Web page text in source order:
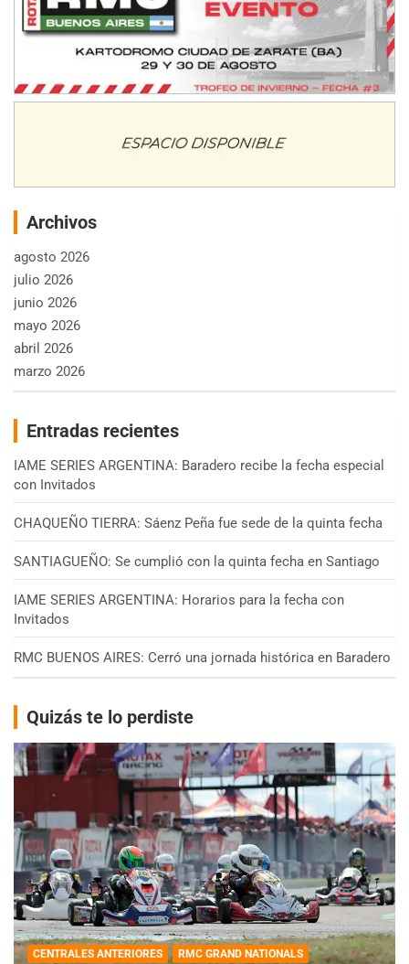
Archivos
agosto 2026
julio 2026
junio 2026
mayo 2026
abril 2026
marzo 2026
Entradas recientes
IAME SERIES ARGENTINA: Baradero recibe la fecha especial
con Invitados
CHAQUEÑO TIERRA: Sáenz Peña fue sede de la quinta fecha
SANTIAGUEÑO: Se cumplió con la quinta fecha en Santiago
IAME SERIES ARGENTINA: Horarios para la fecha con
Invitados
RMC BUENOS AIRES: Cerró una jornada histórica en Baradero
Quizás te lo perdiste
CENTRALES ANTERIORES RMC GRAND NATIONALS